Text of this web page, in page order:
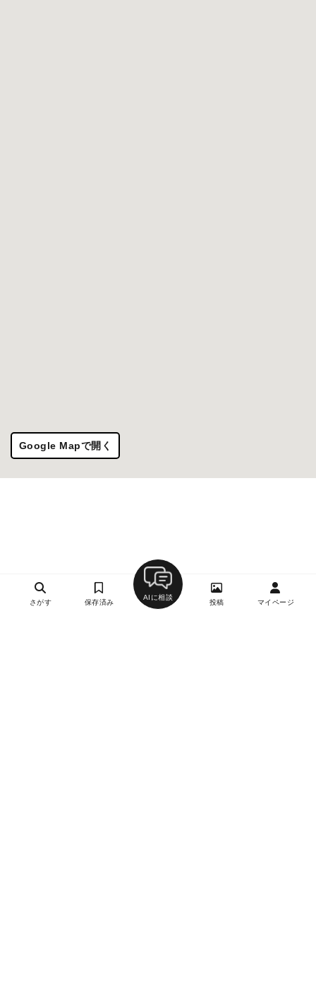
Google Mapで開く
さがす 保存済み
AIに相談
投稿 マイページ